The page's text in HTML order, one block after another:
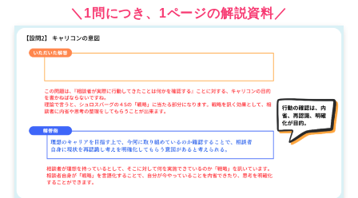
＼1問につき、1ページの解説資料／